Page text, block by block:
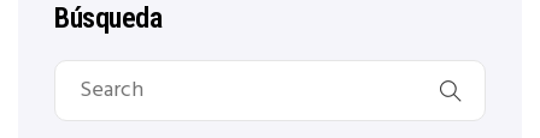
Búsqueda